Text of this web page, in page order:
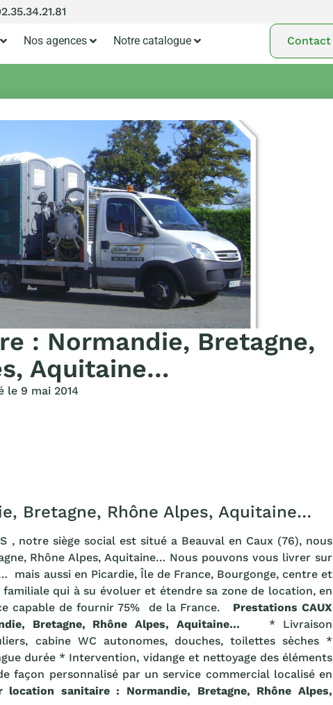
Nos agences Notre catalogue Contact
: Normandie, Bretagne,
Aquitaine…
le 9 mai 2014
Bretagne, Rhône Alpes, Aquitaine…
, notre siège social est situé a Beauval en Caux (76), nous
Rhône Alpes, Aquitaine… Nous pouvons vous livrer sur
mais aussi en Picardie, Île de France, Bourgonge, centre et
familiale qui à su évoluer et étendre sa zone de location, en
capable de fournir 75% de la France. Prestations CAUX
Bretagne, Rhône Alpes, Aquitaine…
* Livraison
cabine WC autonomes, douches, toilettes sèches *
durée * Intervention, vidange et nettoyage des éléments
façon personnalisé par un service commercial localisé en
location sanitaire : Normandie, Bretagne, Rhône Alpes,